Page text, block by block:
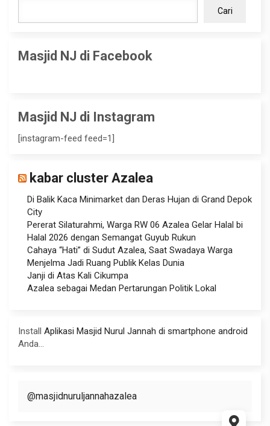
Cari
Masjid NJ di Facebook
Masjid NJ di Instagram
[instagram-feed feed=1]
kabar cluster Azalea
Di Balik Kaca Minimarket dan Deras Hujan di Grand Depok
City
Pererat Silaturahmi, Warga RW 06 Azalea Gelar Halal bi
Halal 2026 dengan Semangat Guyub Rukun
Cahaya “Hati” di Sudut Azalea, Saat Swadaya Warga
Menjelma Jadi Ruang Publik Kelas Dunia
Janji di Atas Kali Cikumpa
Azalea sebagai Medan Pertarungan Politik Lokal
Install Aplikasi Masjid Nurul Jannah di smartphone android
Anda...
@masjidnuruljannahazalea